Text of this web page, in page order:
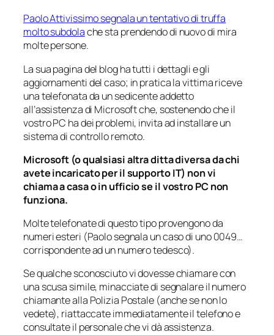
Paolo Attivissimo segnala un tentativo di truffa
molto subdolache sta prendendo di nuovo di mira
molte persone.
La sua pagina del blog ha tutti i dettagli e gli
aggiornamenti del caso; in pratica la vittima riceve
una telefonata da un sedicente addetto
all’assistenza di Microsoft che, sostenendo che il
vostro PC ha dei problemi, invita ad installare un
sistema di controllo remoto.
Microsoft (o qualsiasi altra ditta diversa da chi
avete incaricato per il supporto IT) non vi
chiama a casa o in ufficio se il vostro PC non
funziona.
Molte telefonate di questo tipo provengono da
numeri esteri (Paolo segnala un caso di uno 0049…
corrispondente ad un numero tedesco).
Se qualche sconosciuto vi dovesse chiamare con
una scusa simile, minacciate di segnalare il numero
chiamante alla Polizia Postale (anche se non lo
vedete), riattaccate immediatamente il telefono e
consultate il personale che vi dà assistenza.